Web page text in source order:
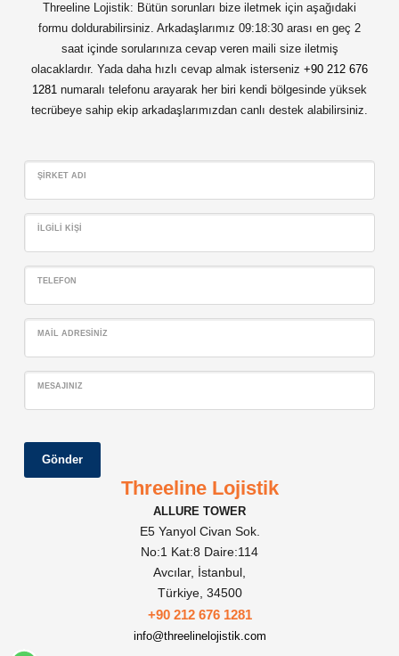
Threeline Lojistik: Bütün sorunları bize iletmek için aşağıdaki
formu doldurabilirsiniz. Arkadaşlarımız 09:18:30 arası en geç 2
saat içinde sorularınıza cevap veren maili size iletmiş
olacaklardır. Yada daha hızlı cevap almak isterseniz +90 212 676
1281 numaralı telefonu arayarak her biri kendi bölgesinde yüksek
tecrübeye sahip ekip arkadaşlarımızdan canlı destek alabilirsiniz.
ŞIRKET ADI
İLGILI KIŞI
TELEFON
MAIL ADRESINIZ
MESAJINIZ
Gönder
Threeline Lojistik
ALLURE TOWER
E5 Yanyol Civan Sok.
No:1 Kat:8 Daire:114
Avcılar, İstanbul,
Türkiye, 34500
+90 212 676 1281
info@threelinelojistik.com